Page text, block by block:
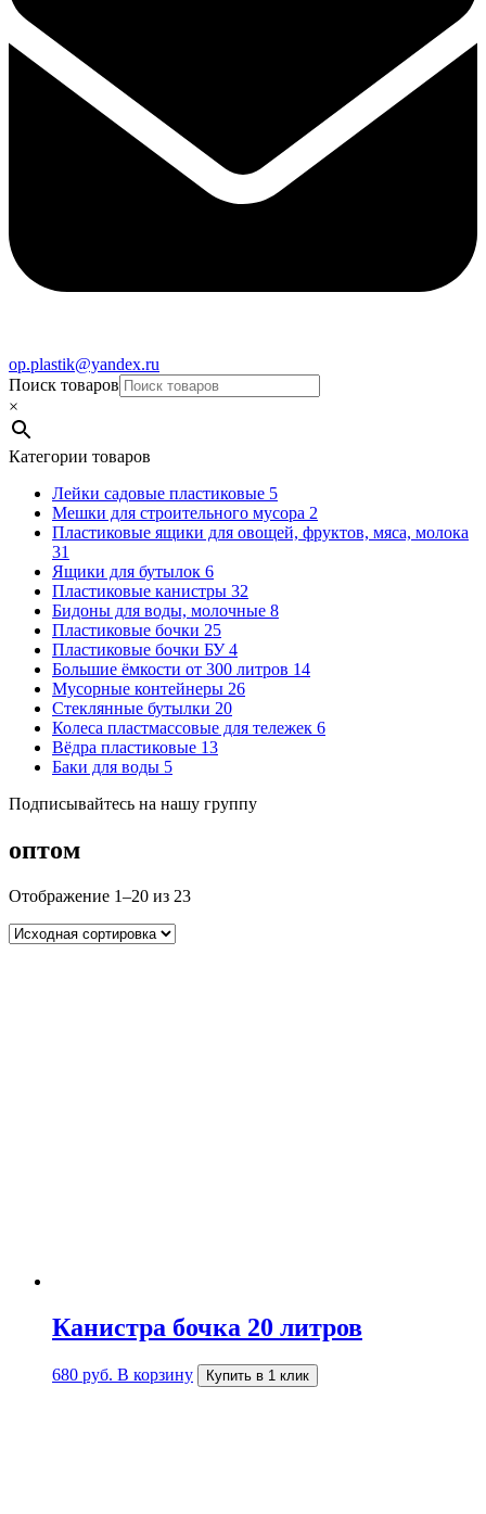
op.plastik@yandex.ru
Поиск товаров
×
Категории товаров
Лейки садовые пластиковые 5
Мешки для строительного мусора 2
Пластиковые ящики для овощей, фруктов, мяса, молока
31
Ящики для бутылок 6
Пластиковые канистры 32
Бидоны для воды, молочные 8
Пластиковые бочки 25
Пластиковые бочки БУ4
Большие ёмкости от 300 литров 14
Мусорные контейнеры 26
Стеклянные бутылки 20
Колеса пластмассовые для тележек 6
Вёдра пластиковые 13
Баки для воды 5
Подписывайтесь на нашу группу
оптом
Отображение 1–20 из 23
Канистра бочка 20 литров
680 руб. В корзину Купить в 1 клик